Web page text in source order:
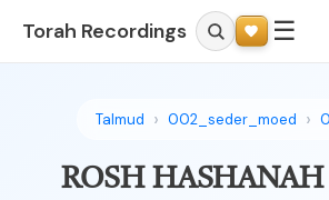
Torah Recordings ☰
Talmud 002_seder_moed
ROSH HASHANAH